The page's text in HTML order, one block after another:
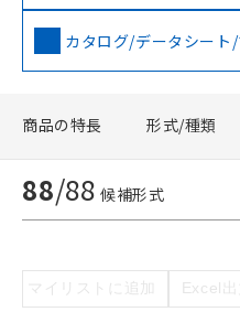
カタログ/データシート
商品の特長 形式/種類
88/88 候補形式
マイリストに追加 Excel出